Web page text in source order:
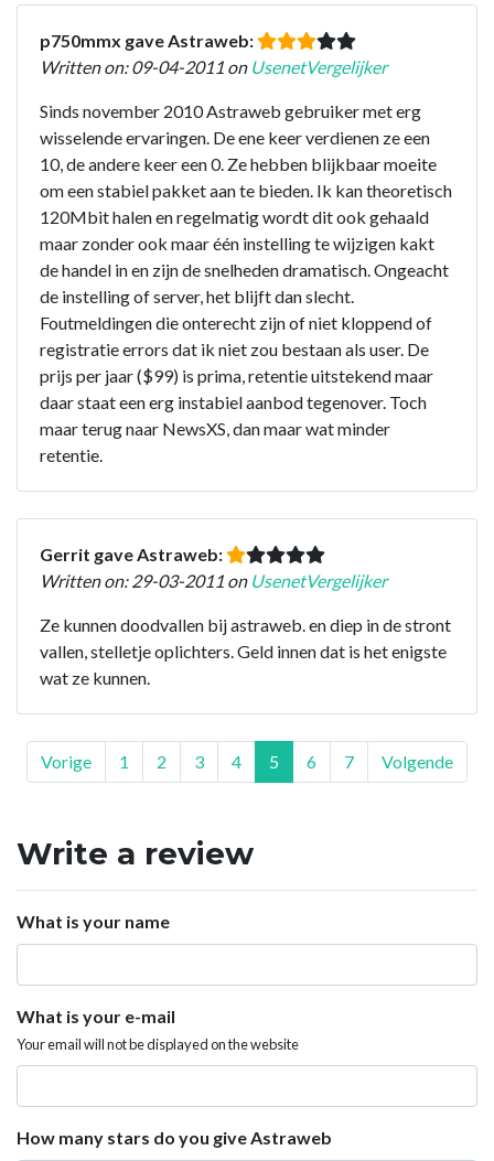
p750mmx gave Astraweb:
Written on: 09-04-2011 on UsenetVergelijker
Sinds november 2010 Astraweb gebruiker met erg
wisselende ervaringen. De ene keer verdienen ze een
10, de andere keer een 0. Ze hebben blijkbaar moeite
om een stabiel pakket aan te bieden. Ik kan theoretisch
120Mbit halen en regelmatig wordt dit ook gehaald
maar zonder ook maar één instelling te wijzigen kakt
de handel in en zijn de snelheden dramatisch. Ongeacht
de instelling of server, het blijft dan slecht.
Foutmeldingen die onterecht zijn of niet kloppend of
registratie errors dat ik niet zou bestaan als user. De
prijs per jaar ($99) is prima, retentie uitstekend maar
daar staat een erg instabiel aanbod tegenover. Toch
maar terug naar NewsXS, dan maar wat minder
retentie.
Gerrit gave Astraweb:
Written on: 29-03-2011 on UsenetVergelijker
Ze kunnen doodvallen bij astraweb. en diep in de stront
vallen, stelletje oplichters. Geld innen dat is het enigste
wat ze kunnen.
Vorige 1 2 3 4 5 6 7 Volgende
Write a review
What is your name
What is your e-mail
Your email will not be displayed on the website
How many stars do you give Astraweb